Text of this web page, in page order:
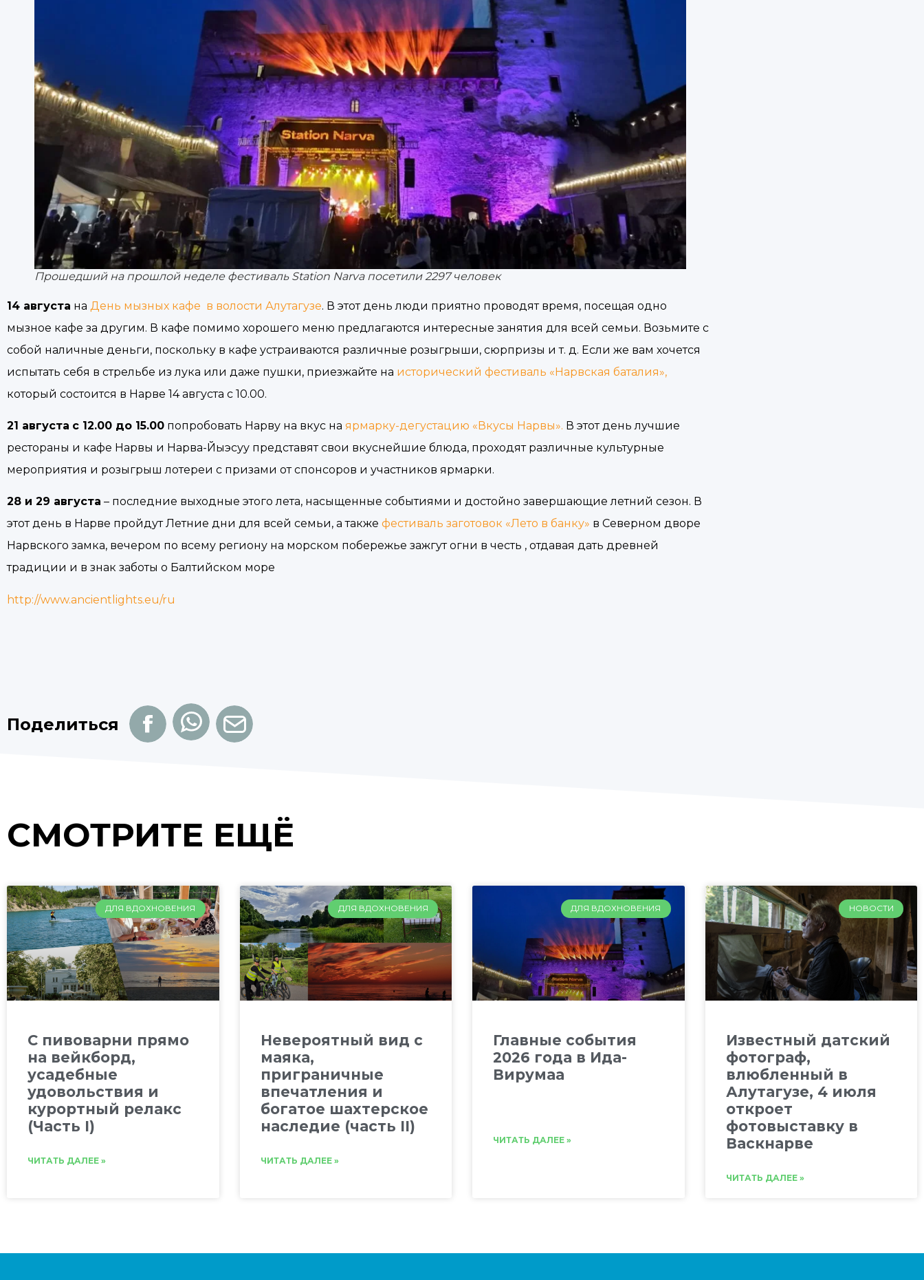
Прошедший на прошлой неделе фестиваль Station Narva посетили 2297 человек
14 августа на День мызных кафе в волости Алутагузе. В этот день люди приятно проводят время, посещая одно
мызное кафе за другим. В кафе помимо хорошего меню предлагаются интересные занятия для всей семьи. Возьмите с
собой наличные деньги, поскольку в кафе устраиваются различные розыгрыши, сюрпризы и т. д. Если же вам хочется
испытать себя в стрельбе из лука или даже пушки, приезжайте на исторический фестиваль «Нарвская баталия»,
который состоится в Нарве 14 августа с 10.00.
21 августа с 12.00 до 15.00 попробовать Нарву на вкус на ярмарку-дегустацию «Вкусы Нарвы». В этот день лучшие
рестораны и кафе Нарвы и Нарва-Йыэсуу представят свои вкуснейшие блюда, проходят различные культурные
мероприятия и розыгрыш лотереи с призами от спонсоров и участников ярмарки.
28 и 29 августа – последние выходные этого лета, насыщенные событиями и достойно завершающие летний сезон. В
этот день в Нарве пройдут Летние дни для всей семьи, а также фестиваль заготовок «Лето в банку» в Северном дворе
Нарвского замка, вечером по всему региону на морском побережье зажгут огни в честь , отдавая дать древней
традиции и в знак заботы о Балтийском море
http://www.ancientlights.eu/ru
Поделиться
СМОТРИТЕ ЕЩЁ
ДЛЯ ВДОХНОВЕНИЯ
C пивоварни прямо
на вейкборд,
усадебные
удовольствия и
курортный релакс
(Часть I)
ЧИТАТЬ ДАЛЕЕ »
ДЛЯ ВДОХНОВЕНИЯ
Невероятный вид с
маяка,
приграничные
впечатления и
богатое шахтерское
наследие (часть II)
ЧИТАТЬ ДАЛЕЕ »
ДЛЯ ВДОХНОВЕНИЯ
Главные события
2026 года в Ида-
Вирумаа
ЧИТАТЬ ДАЛЕЕ »
НОВОСТИ
Известный датский
фотограф,
влюбленный в
Алутагузе, 4 июля
откроет
фотовыставку в
Васкнарве
ЧИТАТЬ ДАЛЕЕ »